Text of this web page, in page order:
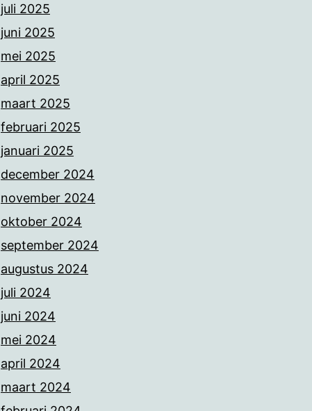
juli 2025
juni 2025
mei 2025
april 2025
maart 2025
februari 2025
januari 2025
december 2024
november 2024
oktober 2024
september 2024
augustus 2024
juli 2024
juni 2024
mei 2024
april 2024
maart 2024